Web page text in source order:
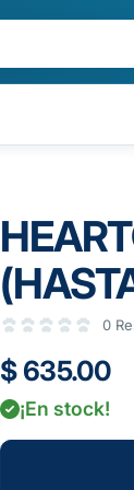
0
$ 635.00
¡En stock!